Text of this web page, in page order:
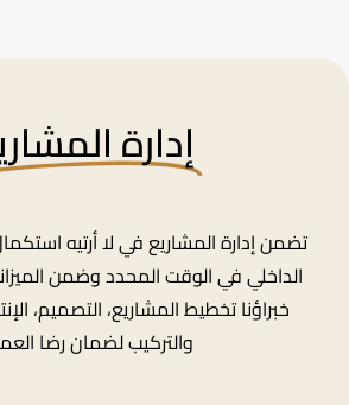
إدارة
تضمن إدارة المشاريع في لا أرتيه
الداخلي في الوقت المحدد وضمن
خبراؤنا تخطيط المشاريع، التصميم،
والتركيب لضمان رضا